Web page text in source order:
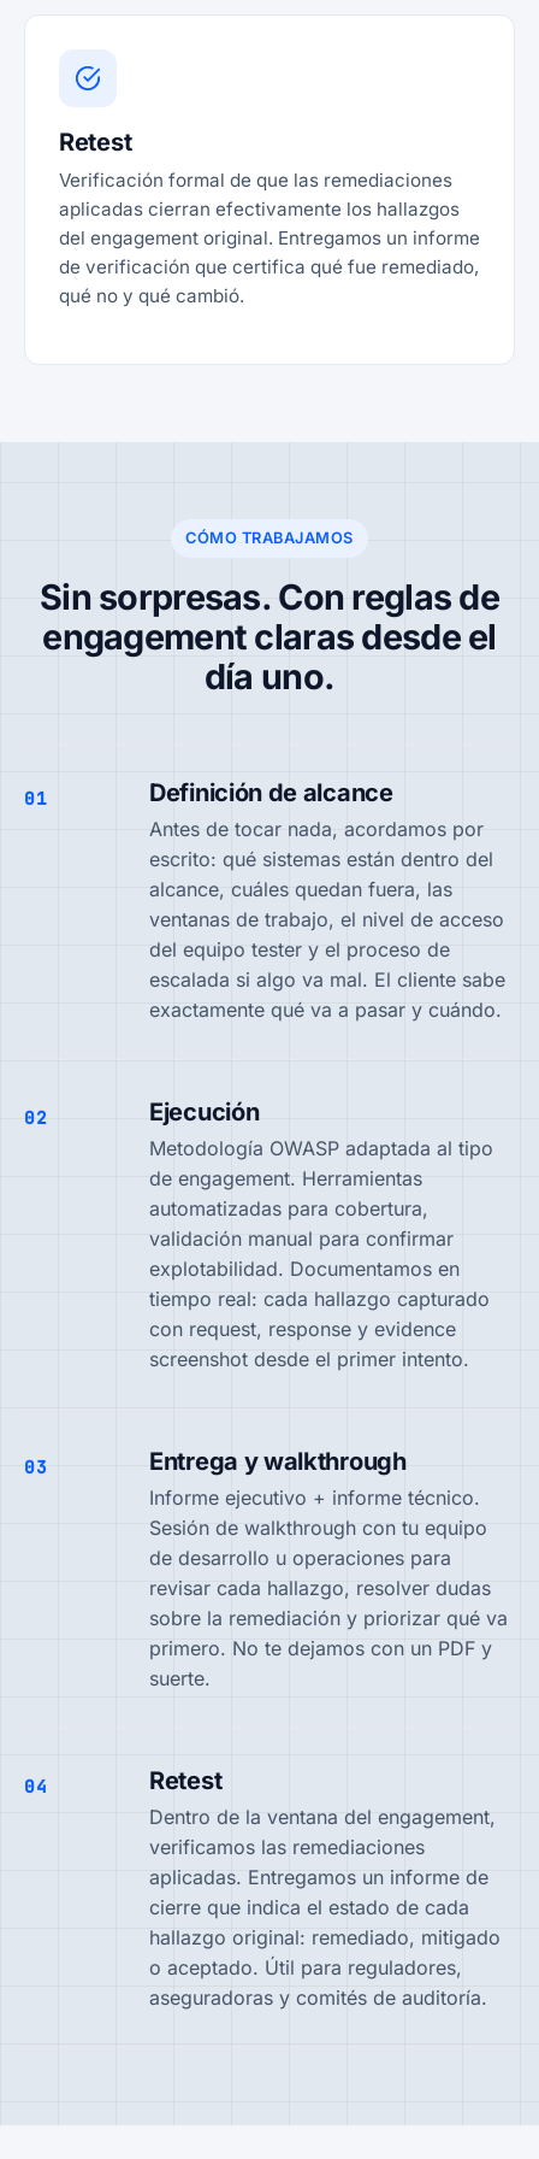
Retest
Verificación formal de que las remediaciones
aplicadas cierran efectivamente los hallazgos
del engagement original. Entregamos un informe
de verificación que certifica qué fue remediado,
qué no y qué cambió.
CÓMO TRABAJAMOS
Sin sorpresas. Con reglas de
engagement claras desde el
día uno.
01 Definición de alcance
Antes de tocar nada, acordamos por
escrito: qué sistemas están dentro del
alcance, cuáles quedan fuera, las
ventanas de trabajo, el nivel de acceso
del equipo tester y el proceso de
escalada si algo va mal. El cliente sabe
exactamente qué va a pasar y cuándo.
02 Ejecución
Metodología OWASP adaptada al tipo
de engagement. Herramientas
automatizadas para cobertura,
validación manual para confirmar
explotabilidad. Documentamos en
tiempo real: cada hallazgo capturado
con request, response y evidence
screenshot desde el primer intento.
03 Entrega y walkthrough
Informe ejecutivo + informe técnico.
Sesión de walkthrough con tu equipo
de desarrollo u operaciones para
revisar cada hallazgo, resolver dudas
sobre la remediación y priorizar qué va
primero. No te dejamos con un PDF y
suerte.
04 Retest
Dentro de la ventana del engagement,
verificamos las remediaciones
aplicadas. Entregamos un informe de
cierre que indica el estado de cada
hallazgo original: remediado, mitigado
o aceptado. Útil para reguladores,
aseguradoras y comités de auditoría.